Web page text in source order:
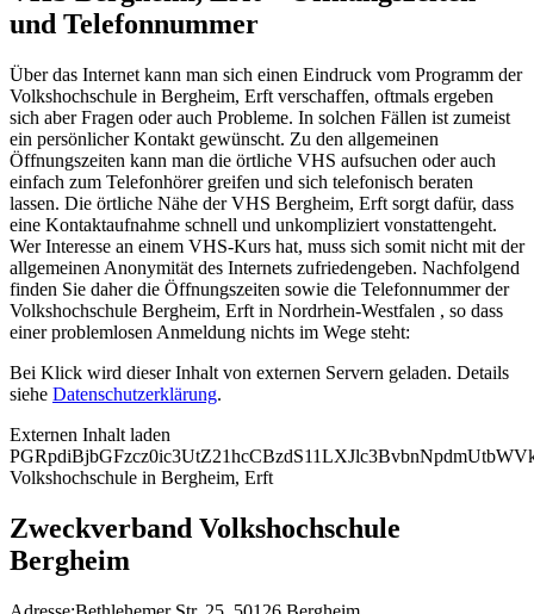
und Telefonnummer
Über das Internet kann man sich einen Eindruck vom Programm der
Volkshochschule in Bergheim, Erft verschaffen, oftmals ergeben
sich aber Fragen oder auch Probleme. In solchen Fällen ist zumeist
ein persönlicher Kontakt gewünscht. Zu den allgemeinen
Öffnungszeiten kann man die örtliche VHS aufsuchen oder auch
einfach zum Telefonhörer greifen und sich telefonisch beraten
lassen. Die örtliche Nähe der VHS Bergheim, Erft sorgt dafür, dass
eine Kontaktaufnahme schnell und unkompliziert vonstattengeht.
Wer Interesse an einem VHS-Kurs hat, muss sich somit nicht mit der
allgemeinen Anonymität des Internets zufriedengeben. Nachfolgend
finden Sie daher die Öffnungszeiten sowie die Telefonnummer der
Volkshochschule Bergheim, Erft in Nordrhein-Westfalen , so dass
einer problemlosen Anmeldung nichts im Wege steht:
Bei Klick wird dieser Inhalt von externen Servern geladen. Details
siehe Datenschutzerklärung.
Externen Inhalt laden
Volkshochschule in Bergheim, Erft
Zweckverband Volkshochschule
Bergheim